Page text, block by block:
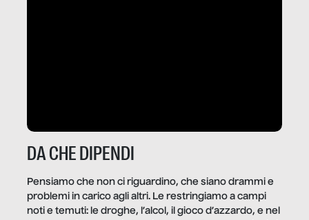
DA CHE DIPENDI
Pensiamo che non ci riguardino, che siano drammi e
problemi in carico agli altri. Le restringiamo a campi
noti e temuti: le droghe, l’alcol, il gioco d’azzardo, e nel